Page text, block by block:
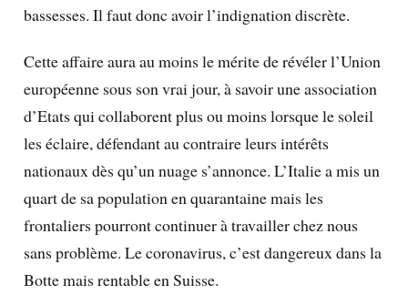
bassesses. Il faut donc avoir l’indignation discrète.
Cette affaire aura au moins le mérite de révéler l’Union
européenne sous son vrai jour, à savoir une association
d’Etats qui collaborent plus ou moins lorsque le soleil
les éclaire, défendant au contraire leurs intérêts
nationaux dès qu’un nuage s’annonce. L’Italie a mis un
quart de sa population en quarantaine mais les
frontaliers pourront continuer à travailler chez nous
sans problème. Le coronavirus, c’est dangereux dans la
Botte mais rentable en Suisse.